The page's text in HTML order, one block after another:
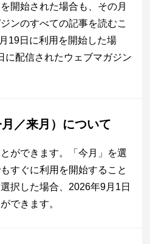
開始された場合も、その月
ンのすべての記事を読むこ
19日に利用を開始した場
に配信されたウェブマガジン
／来月）について
ができます。「今月」を選
すぐに利用を開始すること
択した場合、2026年9月1日
できます。